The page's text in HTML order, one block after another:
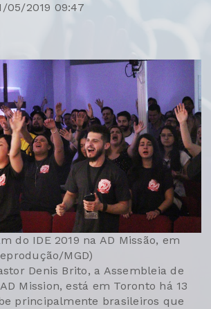
05/2019 09:47
do IDE 2019 na AD Missão, em
MGD)
Denis Brito, a Assembleia de
Mission, está em Toronto há 13
principalmente brasileiros que